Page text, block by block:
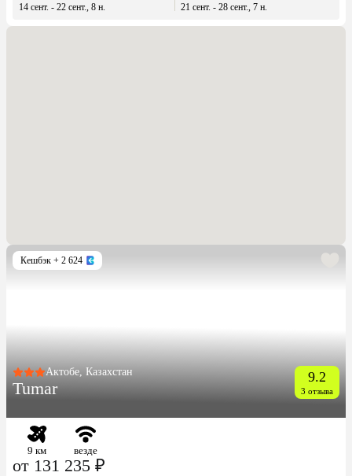
14 сент. - 22 сент., 8 н. 21 сент. - 28 сент., 7 н.
Кешбэк + 2 624
Актобе, Казахстан
Tumar
9.2
3 отзыва
9 км везде
от 131 235 ₽